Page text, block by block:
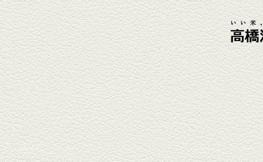
肴に。
2026年4月3日放送
元祖 鶏焼売＆牛テールの
土鍋めし
健軍電停そば『湯気立つ料理』
が名物の『yuge(ゆげ)』へ。
『白岳』を使った『旨み緑茶
割』で乾杯！
2026年3月13日放送
焼鳥おまかせ８本
健軍自衛隊通り『焼鳥 菖蒲谷』
で最高級の焼鳥を味わう。『銀
しろ...